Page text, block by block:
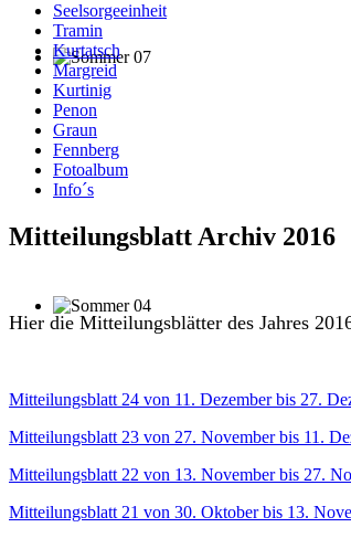
Seelsorgeeinheit
Tramin
Kurtatsch
Margreid
Kurtinig
Penon
Graun
Fennberg
Fotoalbum
Info´s
Mitteilungsblatt Archiv 2016
Hier die Mitteilungsblätter des Jahres
Mitteilungsblatt 24 von 11. Dezember bis 27.
Mitteilungsblatt 23 von 27. November bis 11.
Mitteilungsblatt 22 von 13. November bis 27.
Mitteilungsblatt 21 von 30. Oktober bis 13.